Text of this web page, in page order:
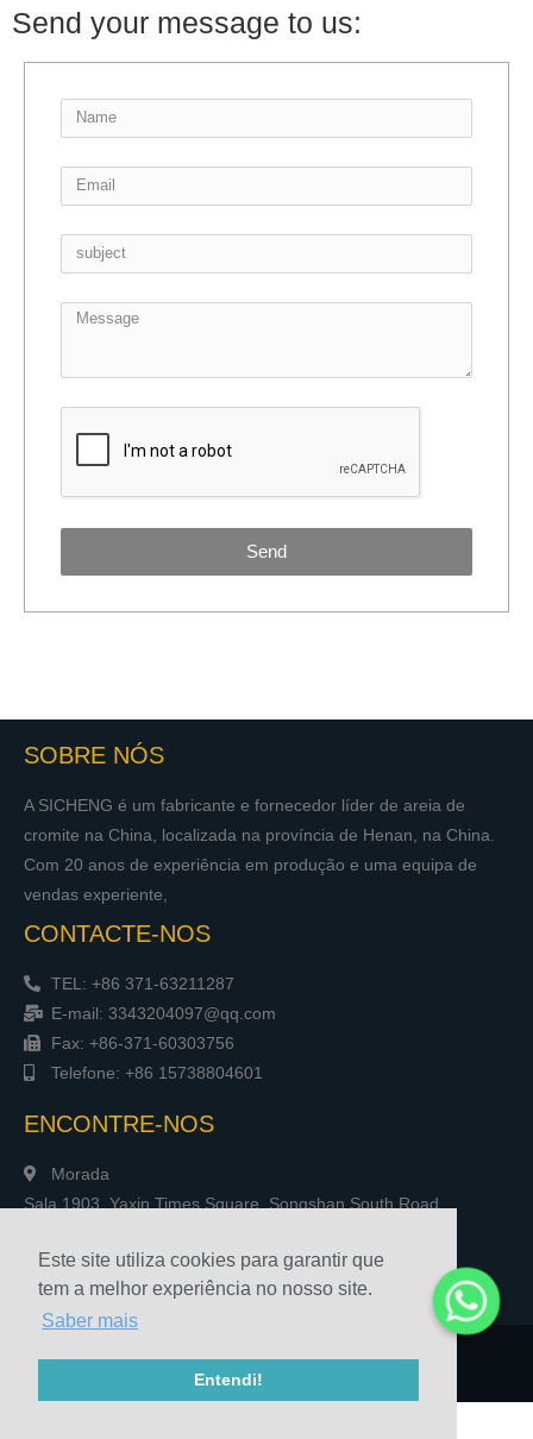
Este site utiliza cookies para garantir que
tem a melhor experiência no nosso site.
Saber mais
Entendi!
Send your message to us:
Send
SOBRE NÓS
A SICHENG é um fabricante e fornecedor líder de areia de
cromite na China, localizada na província de Henan, na China.
Com 20 anos de experiência em produção e uma equipa de
vendas experiente,
CONTACTE-NOS
TEL: +86 371-63211287
E-mail: 3343204097@qq.com
Fax: +86-371-60303756
Telefone: +86 15738804601
ENCONTRE-NOS
Morada
Sala 1903, Yaxin Times Square, Songshan South Road,